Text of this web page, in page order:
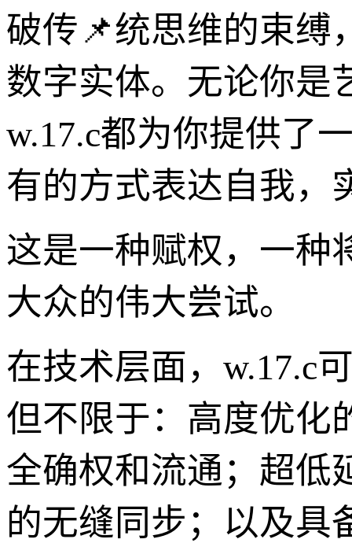
破传📌统思维的束缚
数字实体。无论你是
w.17.c都为你提供了
有的方式表达自我，
这是一种赋权，一种
大众的伟大尝试。
在技术层面，w.17.c
但不限于：高度优化
全确权和流通；超低
的无缝同步；以及具